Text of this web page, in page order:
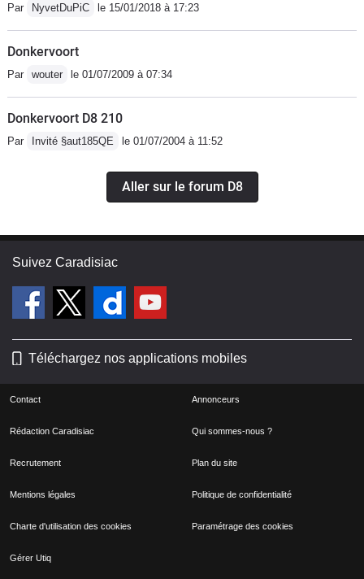
Par NyvetDuPiC le 15/01/2018 à 17:23
Donkervoort
Par wouter le 01/07/2009 à 07:34
Donkervoort D8 210
Par Invité §aut185QE le 01/07/2004 à 11:52
Aller sur le forum D8
Suivez Caradisiac
Téléchargez nos applications mobiles
Contact Annonceurs
Rédaction Caradisiac Qui sommes-nous ?
Recrutement Plan du site
Mentions légales Politique de confidentialité
Charte d'utilisation des cookies Paramétrage des cookies
Gérer Utiq